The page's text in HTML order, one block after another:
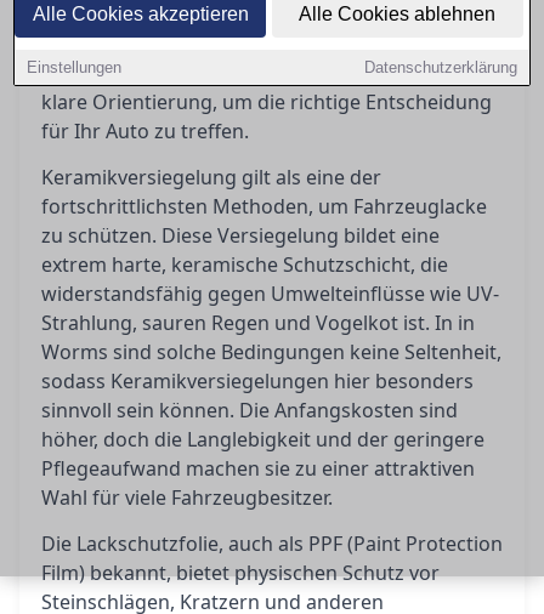
Alle Cookies akzeptieren Alle Cookies ablehnen
Einstellungen Datenschutzerklärung
Haltbarkeit, Kosten und Anwendung. Doch
welche Methode bietet wirklich den besten
Schutz? In diesem Artikel geben wir Ihnen eine
klare Orientierung, um die richtige Entscheidung
für Ihr Auto zu treffen.
Keramikversiegelung gilt als eine der
fortschrittlichsten Methoden, um Fahrzeuglacke
zu schützen. Diese Versiegelung bildet eine
extrem harte, keramische Schutzschicht, die
widerstandsfähig gegen Umwelteinflüsse wie UV-
Strahlung, sauren Regen und Vogelkot ist. In in
Worms sind solche Bedingungen keine Seltenheit,
sodass Keramikversiegelungen hier besonders
sinnvoll sein können. Die Anfangskosten sind
höher, doch die Langlebigkeit und der geringere
Pflegeaufwand machen sie zu einer attraktiven
Wahl für viele Fahrzeugbesitzer.
Die Lackschutzfolie, auch als PPF (Paint Protection
Film) bekannt, bietet physischen Schutz vor
Steinschlägen, Kratzern und anderen